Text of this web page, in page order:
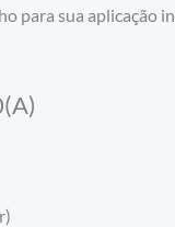
para sua aplicação